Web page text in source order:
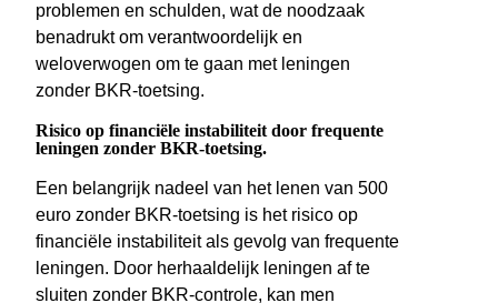
problemen en schulden, wat de noodzaak
benadrukt om verantwoordelijk en
weloverwogen om te gaan met leningen
zonder BKR-toetsing.
Risico op financiële instabiliteit door frequente
leningen zonder BKR-toetsing.
Een belangrijk nadeel van het lenen van 500
euro zonder BKR-toetsing is het risico op
financiële instabiliteit als gevolg van frequente
leningen. Door herhaaldelijk leningen af te
sluiten zonder BKR-controle, kan men